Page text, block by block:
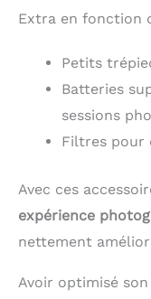
Extra en fonction
Petits
Batteries
sessions
Filtres pour
Avec ces
expérience
nettement
Avoir optimisé